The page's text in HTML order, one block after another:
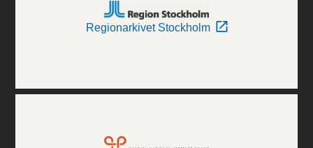
Regionarkivet Stockholm